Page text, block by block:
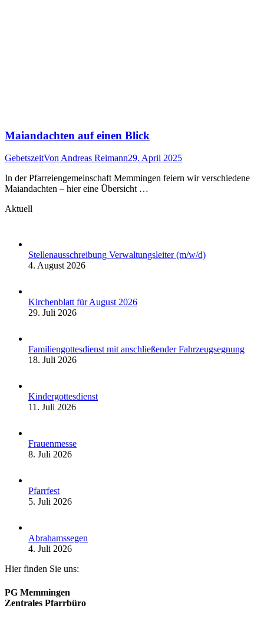
Maiandachten auf einen Blick
GebetszeitVon Andreas Reimann29. April 2025
In der Pfarreiengemeinschaft Memmingen feiern wir verschiedene
Maiandachten – hier eine Übersicht …
Aktuell
Stellenausschreibung Verwaltungsleiter (m/w/d)
4. August 2026
Kirchenblatt für August 2026
29. Juli 2026
Familiengottesdienst mit anschließender Fahrzeugsegnung
18. Juli 2026
Kindergottesdienst
11. Juli 2026
Frauenmesse
8. Juli 2026
Pfarrfest
5. Juli 2026
Abrahamssegen
4. Juli 2026
Hier finden Sie uns:
PG Memmingen
Zentrales Pfarrbüro